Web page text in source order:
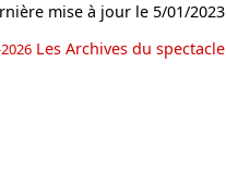
mise à jour le 5/01/2023
Les Archives du spectacle